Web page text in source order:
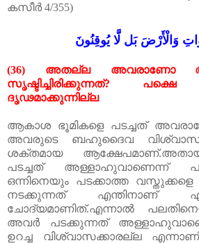
കസീർ4/355)
وَالْأَرْضَ بَل لَّا يُوقِنُونَ
(36) അതല്ല അവരാണോ
സൃഷ്ടിച്ചിരിക്കുന്നത്? പക്ഷെ
ദൃഢമാക്കുന്നില്ല
ആകാശ ഭൂമികളെ പടച്ചത്
അവരുടെ
ബഹുദൈവ
ശക്തമായ
ആക്ഷേപമാണ്.
പടച്ചത്
അള്ളാഹുവാണെന്ന്
ഒന്നിനെയും
പടക്കാത്ത വസ്തുക്കളെ
നടക്കുന്നത്
എന്തിനാണ്
ചോദ്യമാണിത്.എന്നാൽ
അവർ
പടക്കുന്നത്
ഉറച്ച
വിശ്വാസക്കാരല്ല